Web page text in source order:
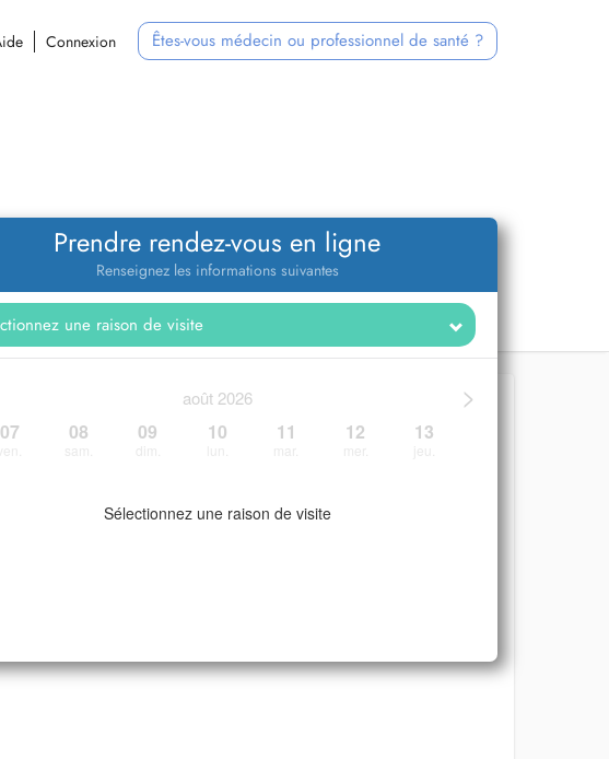
Connexion Êtes-vous médecin ou professionnel de santé ?
Prendre rendez-vous en ligne
Renseignez les informations suivantes
>
août 2026
07 08 09 10 11 12 13
Sélectionnez une raison de visite